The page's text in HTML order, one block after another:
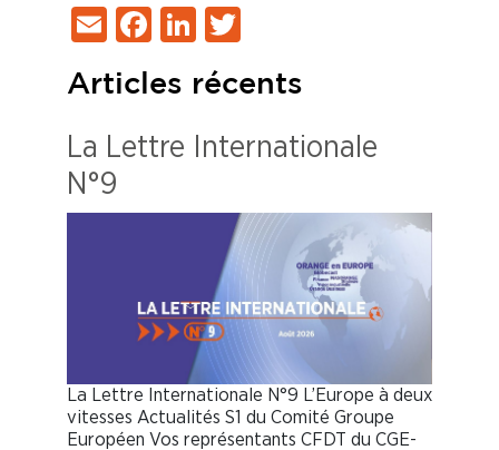
EmailFacebook
LinkedIn
Articles récents
La Lettre Internationale
N°9
La Lettre Internationale N°9 L’Europe à deux
vitesses Actualités S1 du Comité Groupe
Européen Vos représentants CFDT du CGE-